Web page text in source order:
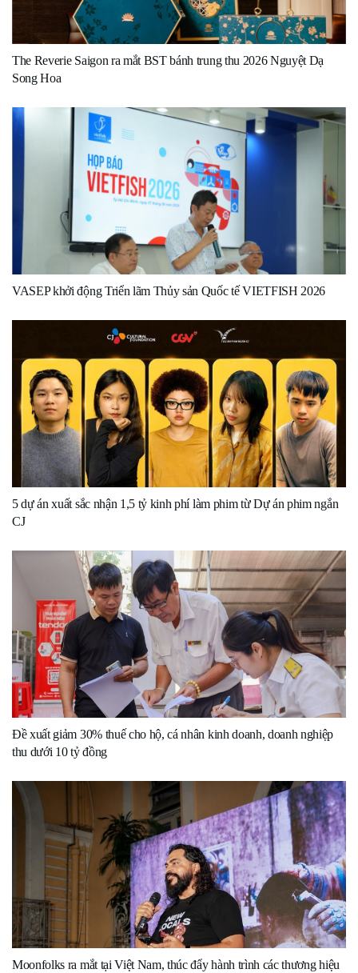
The Reverie Saigon ra mắt BST bánh trung thu 2026 Nguyệt Dạ
Song Hoa
VASEP khởi động Triển lãm Thủy sản Quốc tế VIETFISH 2026
5 dự án xuất sắc nhận 1,5 tỷ kinh phí làm phim từ Dự án phim ngắn
CJ
Đề xuất giảm 30% thuế cho hộ, cá nhân kinh doanh, doanh nghiệp
thu dưới 10 tỷ đồng
Moonfolks ra mắt tại Việt Nam, thúc đẩy hành trình các thương hiệu